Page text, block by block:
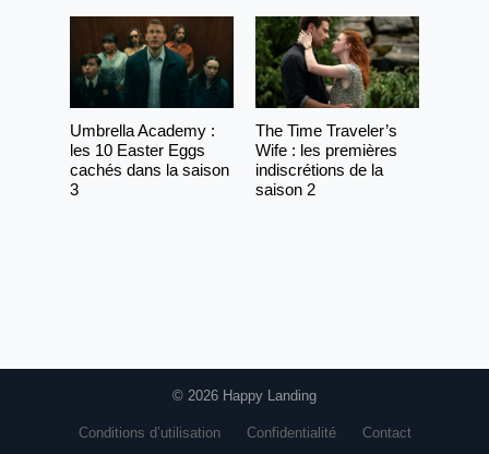
Umbrella Academy :
les 10 Easter Eggs
cachés dans la saison
3
The Time Traveler’s
Wife : les premières
indiscrétions de la
saison 2
© 2026 Happy Landing
Conditions d’utilisation Confidentialité Contact